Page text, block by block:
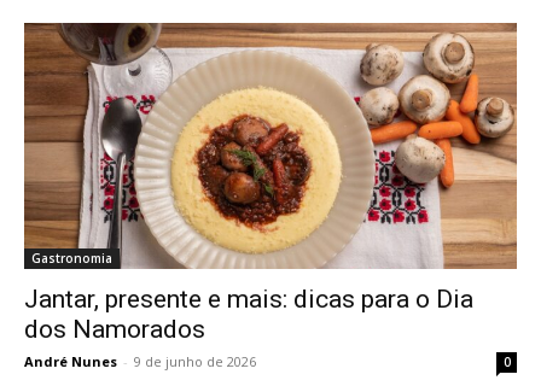
Gastronomia
Jantar, presente e mais: dicas para o Dia
dos Namorados
André Nunes - 9 de junho de 2026 0